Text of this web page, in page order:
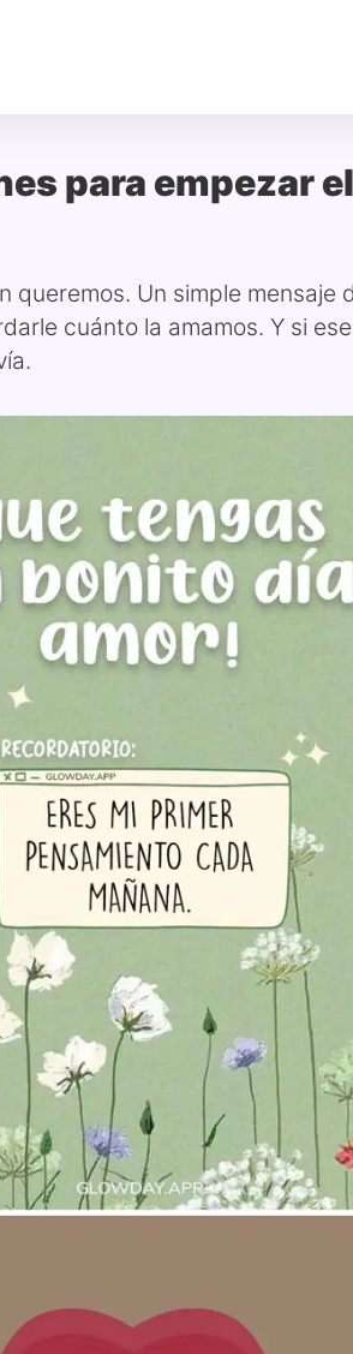
para empezar el
queremos. Un simple mensaje
cuánto la amamos. Y si ese